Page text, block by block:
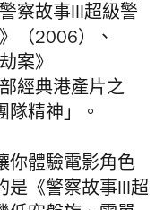
察故事III超級警
（2006）、
案》
經典港產片之
隊精神」。
你體驗電影角色
是《警察故事III超